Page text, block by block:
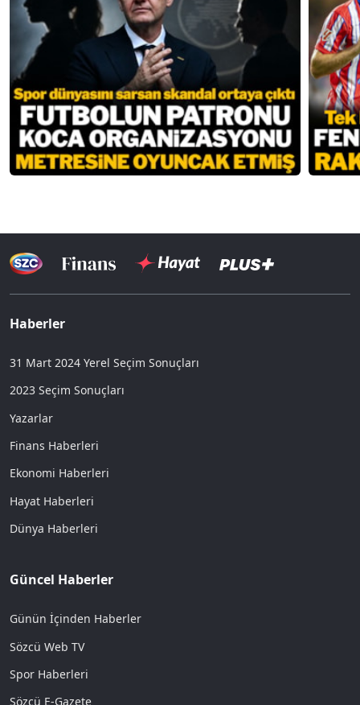
Haberler
31 Mart 2024 Yerel Seçim Sonuçları
2023 Seçim Sonuçları
Yazarlar
Finans Haberleri
Ekonomi Haberleri
Hayat Haberleri
Dünya Haberleri
Güncel Haberler
Günün İçinden Haberler
Sözcü Web TV
Spor Haberleri
Sözcü E-Gazete